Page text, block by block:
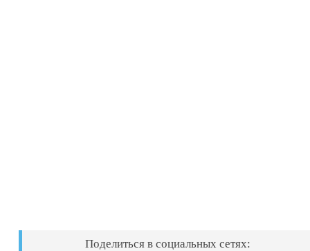
Поделиться в социальных сетях: